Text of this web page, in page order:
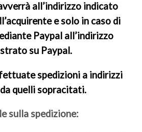
all’indirizzo indicato
e solo in caso di
Paypal all’indirizzo
su Paypal.
spedizioni a indirizzi
quelli sopracitati.
sulla spedizione: